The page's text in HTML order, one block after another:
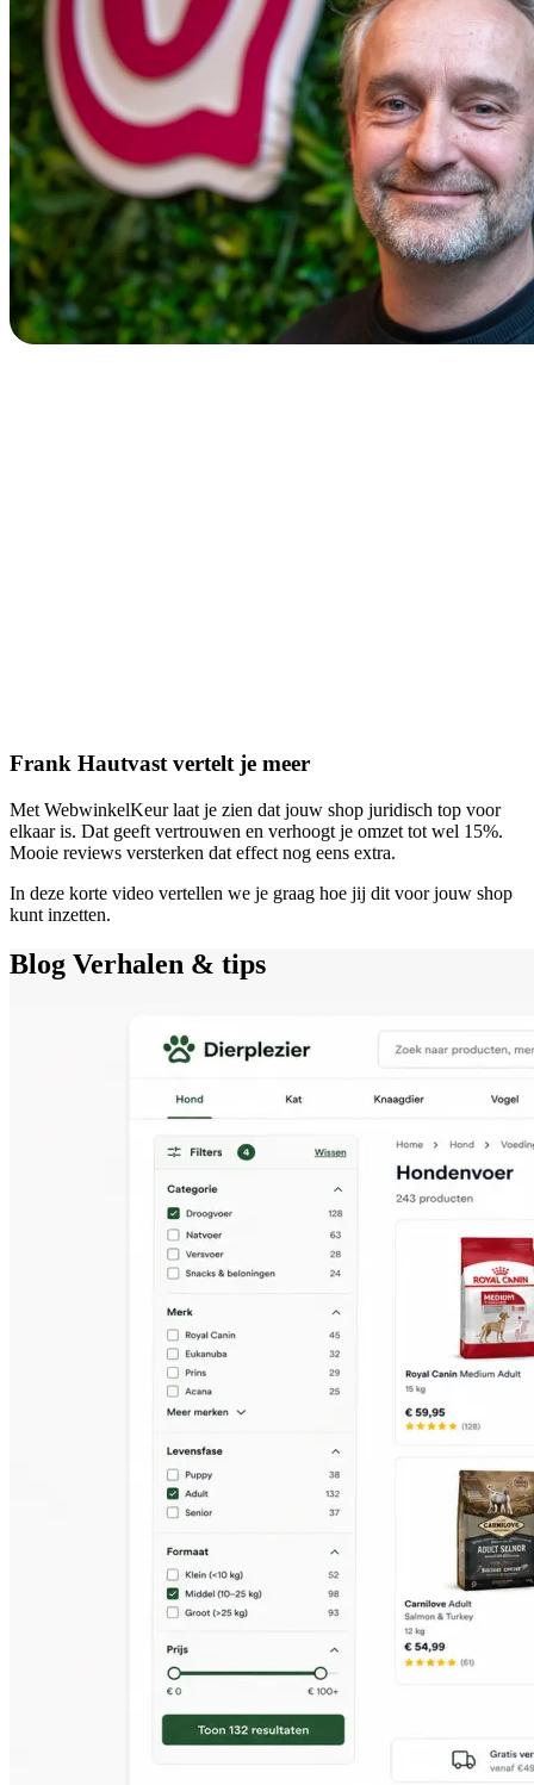
Frank Hautvast vertelt je meer
Met WebwinkelKeur laat je zien dat jouw shop juridisch top voor
elkaar is. Dat geeft vertrouwen en verhoogt je omzet tot wel 15%.
Mooie reviews versterken dat effect nog eens extra.
In deze korte video vertellen we je graag hoe jij dit voor jouw shop
kunt inzetten.
Blog Verhalen & tips